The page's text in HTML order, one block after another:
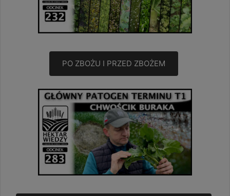
PO ZBOŻU I PRZED ZBOŻEM